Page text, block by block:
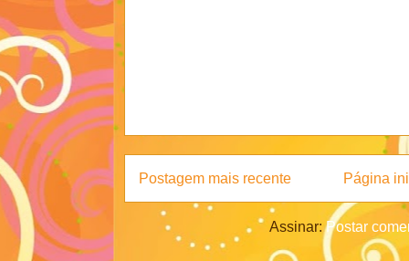
Postagem mais recente Página
Assinar:Postar